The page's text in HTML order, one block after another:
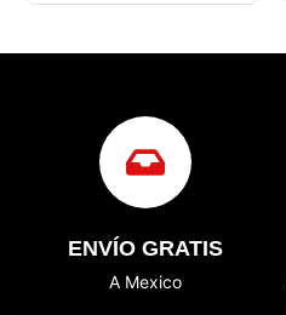
ENVÍO GRATIS
A Mexico